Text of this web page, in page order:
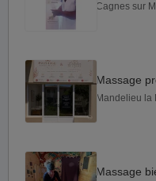
Cagnes sur
Massage